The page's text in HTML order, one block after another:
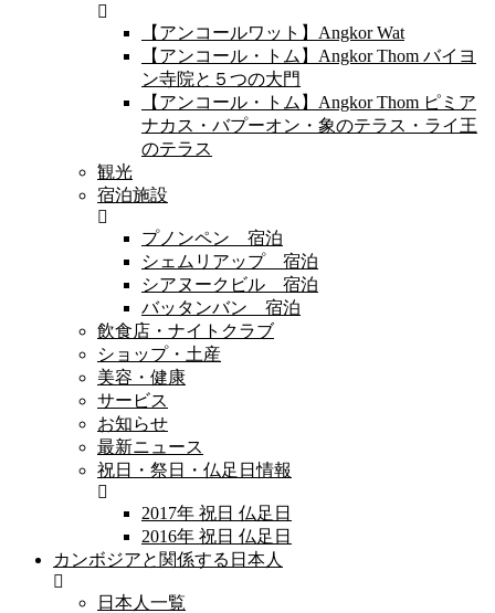
【アンコールワット】Angkor Wat
【アンコール・トム】Angkor Thom バイヨ
ン寺院と５つの大門
【アンコール・トム】Angkor Thom ピミア
ナカス・バプーオン・象のテラス・ライ王
のテラス
観光
宿泊施設
プノンペン 宿泊
シェムリアップ 宿泊
シアヌークビル 宿泊
バッタンバン 宿泊
飲食店・ナイトクラブ
ショップ・土産
美容・健康
サービス
お知らせ
最新ニュース
祝日・祭日・仏足日情報
2017年 祝日 仏足日
2016年 祝日 仏足日
カンボジアと関係する日本人
日本人一覧